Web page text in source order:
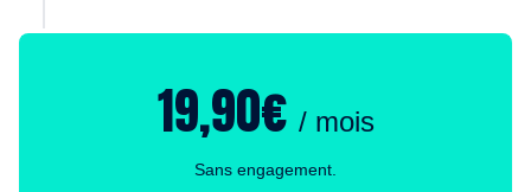
19,90€ / mois
Sans engagement.